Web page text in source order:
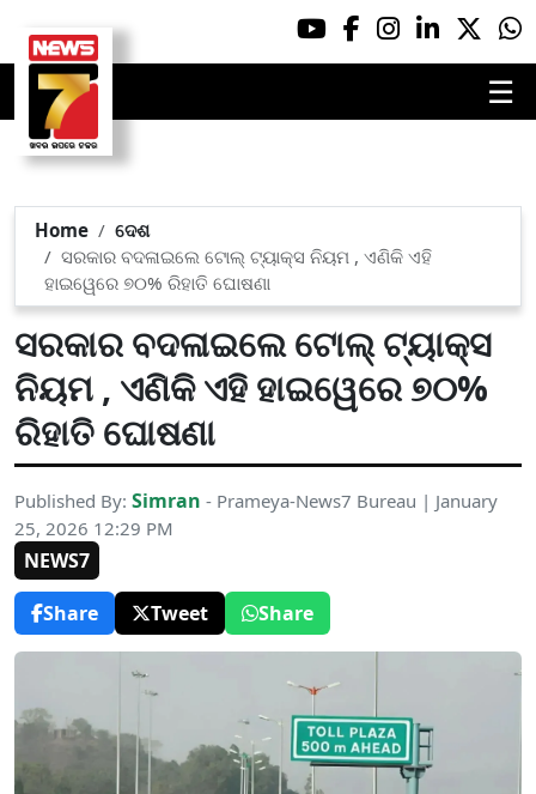
☰
Home
ଦେଶ
ସରକାର ବଦଳାଇଲେ ଟୋଲ୍ ଟ୍ୟାକ୍ସ ନିୟମ , ଏଣିକି ଏହି
ହାଇୱେରେ ୭୦% ରିହାତି ଘୋଷଣା
ସରକାର ବଦଳାଇଲେ ଟୋଲ୍ ଟ୍ୟାକ୍ସ
ନିୟମ , ଏଣିକି ଏହି ହାଇୱେରେ ୭୦%
ରିହାତି ଘୋଷଣା
Published By: Simran - Prameya-News7 Bureau | January
25, 2026 12:29 PM
NEWS7
Share
Tweet Share